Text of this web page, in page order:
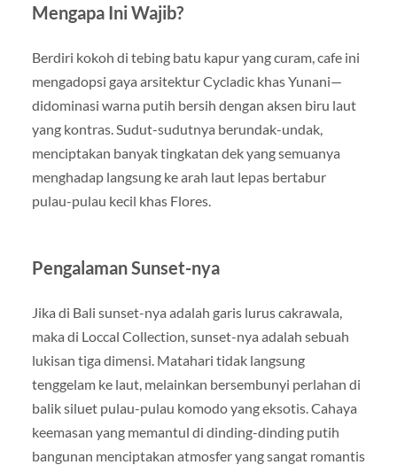
Mengapa Ini Wajib?
Berdiri kokoh di tebing batu kapur yang curam, cafe ini
mengadopsi gaya arsitektur Cycladic khas Yunani—
didominasi warna putih bersih dengan aksen biru laut
yang kontras. Sudut-sudutnya berundak-undak,
menciptakan banyak tingkatan dek yang semuanya
menghadap langsung ke arah laut lepas bertabur
pulau-pulau kecil khas Flores.
Pengalaman Sunset-nya
Jika di Bali sunset-nya adalah garis lurus cakrawala,
maka di Loccal Collection, sunset-nya adalah sebuah
lukisan tiga dimensi. Matahari tidak langsung
tenggelam ke laut, melainkan bersembunyi perlahan di
balik siluet pulau-pulau komodo yang eksotis. Cahaya
keemasan yang memantul di dinding-dinding putih
bangunan menciptakan atmosfer yang sangat romantis